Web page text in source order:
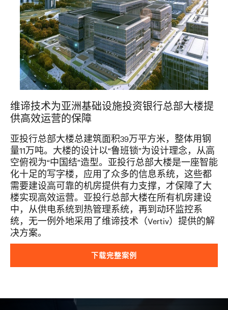
维谛技术为亚洲基础设施投资银行总部大楼提
供高效运营的保障
亚投行总部大楼总建筑面积39万平方米，整体用钢
量11万吨。大楼的设计以“鲁班锁”为设计理念，从高
空俯视为“中国结”造型。亚投行总部大楼是一座智能
化十足的写字楼，应用了众多的信息系统，这些都
需要建设高可靠的机房提供有力支撑，才保障了大
楼实现高效运营。亚投行总部大楼在所有机房建设
中，从供电系统到热管理系统，再到动环监控系
统，无一例外地采用了维谛技术（Vertiv）提供的解
决方案。
下载完整案例